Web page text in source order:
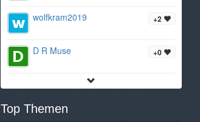
+2
wolfkram2019
+0
D R Muse
Top Themen